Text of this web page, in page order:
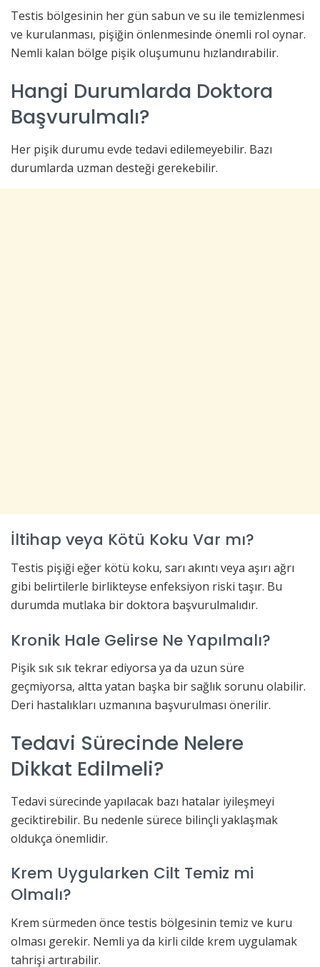
Testis bölgesinin her gün sabun ve su ile temizlenmesi
ve kurulanması, pişiğin önlenmesinde önemli rol oynar.
Nemli kalan bölge pişik oluşumunu hızlandırabilir.
Hangi Durumlarda Doktora
Başvurulmalı?
Her pişik durumu evde tedavi edilemeyebilir. Bazı
durumlarda uzman desteği gerekebilir.
İltihap veya Kötü Koku Var mı?
Testis pişiği eğer kötü koku, sarı akıntı veya aşırı ağrı
gibi belirtilerle birlikteyse enfeksiyon riski taşır. Bu
durumda mutlaka bir doktora başvurulmalıdır.
Kronik Hale Gelirse Ne Yapılmalı?
Pişik sık sık tekrar ediyorsa ya da uzun süre
geçmiyorsa, altta yatan başka bir sağlık sorunu olabilir.
Deri hastalıkları uzmanına başvurulması önerilir.
Tedavi Sürecinde Nelere
Dikkat Edilmeli?
Tedavi sürecinde yapılacak bazı hatalar iyileşmeyi
geciktirebilir. Bu nedenle sürece bilinçli yaklaşmak
oldukça önemlidir.
Krem Uygularken Cilt Temiz mi
Olmalı?
Krem sürmeden önce testis bölgesinin temiz ve kuru
olması gerekir. Nemli ya da kirli cilde krem uygulamak
tahrişi artırabilir.